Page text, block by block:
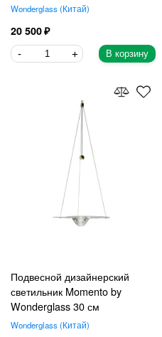
Wonderglass Китай
20 500
В корзину
Подвесной дизайнерский
светильник Momento by
Wonderglass 30 см
Wonderglass Китай